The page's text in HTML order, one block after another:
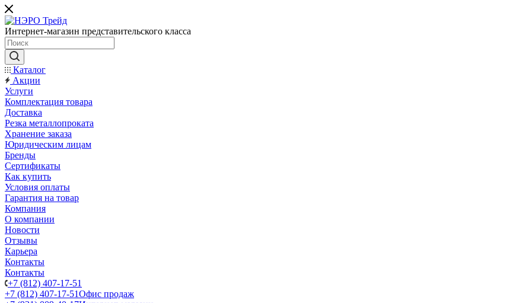
Интернет-магазин представительского класса
Каталог
Акции
Услуги
Комплектация товара
Доставка
Резка металлопроката
Хранение заказа
Юридическим лицам
Бренды
Сертификаты
Как купить
Условия оплаты
Гарантия на товар
Компания
О компании
Новости
Отзывы
Карьера
Контакты
Контакты
+7 (812) 407-17-51
+7 (812) 407-17-51Офис продаж